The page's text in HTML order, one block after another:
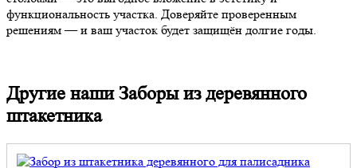
функциональность участка. Доверяйте проверенным
решениям — и ваш участок будет защищён долгие годы.
Другие наши Заборы из деревянного
штакетника